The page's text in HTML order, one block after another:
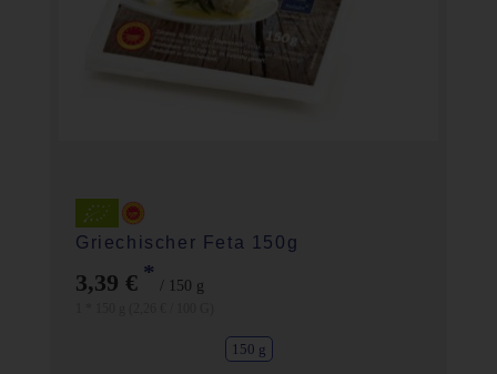
Griechischer Feta 150g
3,39 € * / 150 g
150 g